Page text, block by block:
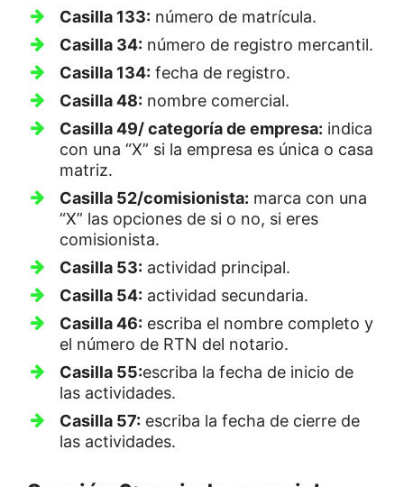
Casilla 133: número de matrícula.
Casilla 34: número de registro mercantil.
Casilla 134: fecha de registro.
Casilla 48: nombre comercial.
Casilla 49/ categoría de empresa: indica
con una “X” si la empresa es única o casa
matriz.
Casilla 52/comisionista: marca con una
“X” las opciones de si o no, si eres
comisionista.
Casilla 53: actividad principal.
Casilla 54: actividad secundaria.
Casilla 46: escriba el nombre completo y
el número de RTN del notario.
Casilla 55:escriba la fecha de inicio de
las actividades.
Casilla 57: escriba la fecha de cierre de
las actividades.